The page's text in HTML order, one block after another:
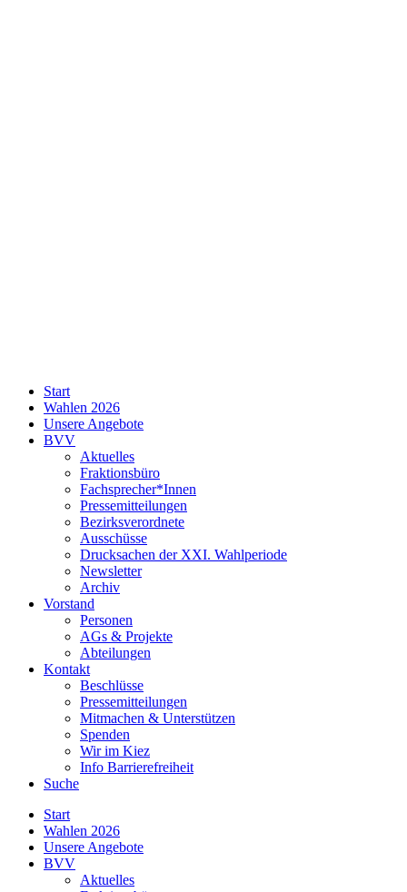
Neukölln
Start
Wahlen 2026
Unsere Angebote
BVV
Aktuelles
Fraktionsbüro
Fachsprecher*Innen
Pressemitteilungen
Bezirksverordnete
Ausschüsse
Drucksachen der XXI. Wahlperiode
Newsletter
Archiv
Vorstand
Personen
AGs & Projekte
Abteilungen
Kontakt
Beschlüsse
Pressemitteilungen
Mitmachen & Unterstützen
Spenden
Wir im Kiez
Info Barrierefreiheit
Suche
Start
Wahlen 2026
Unsere Angebote
BVV
Aktuelles